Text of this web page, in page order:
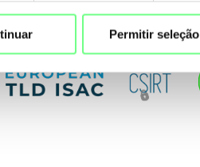
Permitir seleção